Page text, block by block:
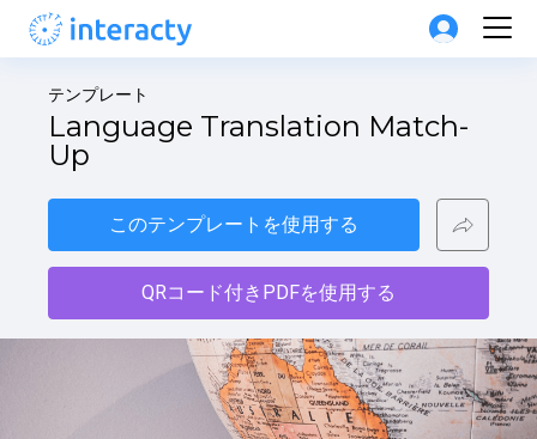
テンプレート
Language Translation Match-
Up
このテンプレートを使用する
QRコード付きPDFを使用する